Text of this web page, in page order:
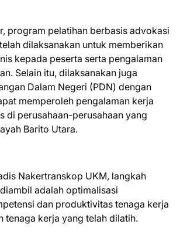
program pelatihan berbasis advokasi
dilaksanakan untuk memberikan
kepada peserta serta pengalaman
Selain itu, dilaksanakan juga
Dalam Negeri (PDN) dengan
memperoleh pengalaman kerja
di perusahaan-perusahaan yang
Barito Utara.
Nakertranskop UKM, langkah
adalah optimalisasi
dan produktivitas tenaga kerja
tenaga kerja yang telah dilatih.